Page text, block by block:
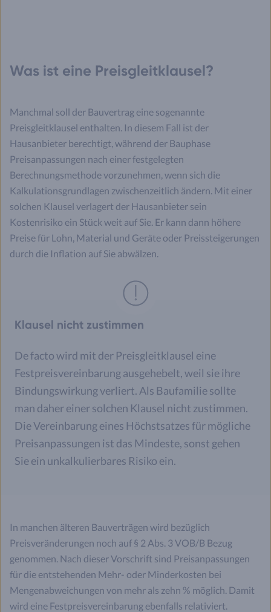
Was ist eine Preisgleitklausel?
Manchmal soll der Bauvertrag eine sogenannte
Preisgleitklausel enthalten. In diesem Fall ist der
Hausanbieter berechtigt, während der Bauphase
Preisanpassungen nach einer festgelegten
Berechnungsmethode vorzunehmen, wenn sich die
Kalkulationsgrundlagen zwischenzeitlich ändern. Mit einer
solchen Klausel verlagert der Hausanbieter sein
Kostenrisiko ein Stück weit auf Sie. Er kann dann höhere
Preise für Lohn, Material und Geräte oder Preissteigerungen
durch die Inflation auf Sie abwälzen.
Klausel nicht zustimmen
De facto wird mit der Preisgleitklausel eine
Festpreisvereinbarung ausgehebelt, weil sie ihre
Bindungswirkung verliert. Als Baufamilie sollte
man daher einer solchen Klausel nicht zustimmen.
Die Vereinbarung eines Höchstsatzes für mögliche
Preisanpassungen ist das Mindeste, sonst gehen
Sie ein unkalkulierbares Risiko ein.
In manchen älteren Bauverträgen wird bezüglich
Preisveränderungen noch auf § 2 Abs. 3 VOB/B Bezug
genommen. Nach dieser Vorschrift sind Preisanpassungen
für die entstehenden Mehr- oder Minderkosten bei
Mengenabweichungen von mehr als zehn % möglich. Damit
wird eine Festpreisvereinbarung ebenfalls relativiert.